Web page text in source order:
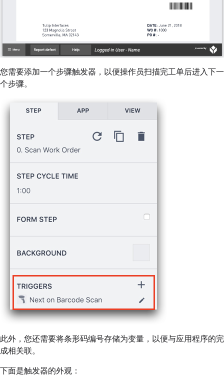
您需要添加一个步骤触发器，以便操作员扫描完工单后进入下一
个步骤。
此外，您还需要将条形码编号存储为变量，以便与应用程序的完
成相关联。
下面是触发器的外观：